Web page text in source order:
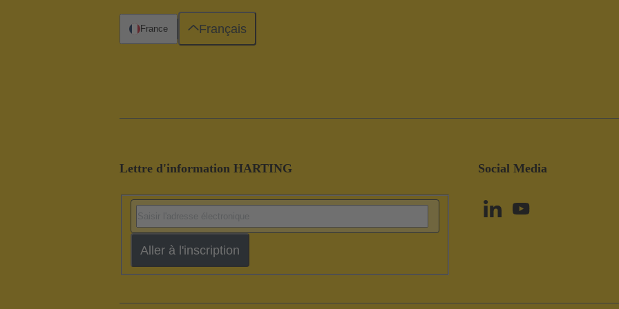
Lettre d'information HARTING
Aller à l'inscription
Social Media
France Français